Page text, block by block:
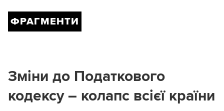
ФРАГМЕНТИ
Зміни до Податкового
кодексу – колапс всієї країни